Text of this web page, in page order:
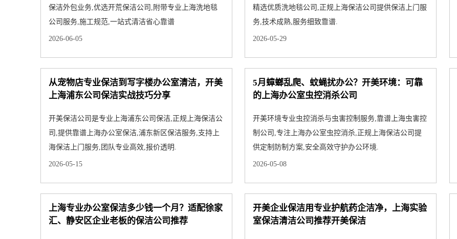
保洁外包业务,优选开荒保洁公司,附带专业上海洗地毯
公司服务,施工规范,一站式清洁省心靠谱
2026-06-05
精选优质洗地毯公司,正规上海保洁公司提供保洁上门服
务,技术成熟,服务细致靠谱.
2026-05-29
从宠物店专业保洁到写字楼办公室清洁，开美
上海浦东公司保洁实战技巧分享
开美保洁公司是专业上海浦东公司保洁,正规上海保洁公
司,提供靠谱上海办公室保洁,浦东新区保洁服务,支持上
海保洁上门服务,团队专业高效,报价透明.
2026-05-15
5月蟑螂乱爬、蚊蝇扰办公？开美环境：可靠
的上海办公室虫控消杀公司
开美环境专业虫控消杀与虫害控制服务,靠谱上海虫害控
制公司,专注上海办公室虫控消杀,正规上海保洁公司提
供定制防制方案,安全高效守护办公环境.
2026-05-08
上海专业办公室保洁多少钱一个月？适配徐家
汇、静安区企业老板的保洁公司推荐
开美企业保洁用专业护航药企洁净，上海实验
室保洁清洁公司推荐开美保洁